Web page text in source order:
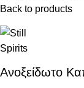
Back to products
Ανοξείδωτο